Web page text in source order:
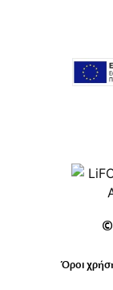
Όροι